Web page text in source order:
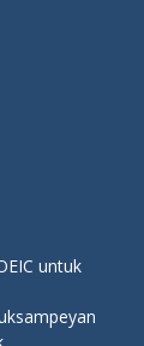
untuk